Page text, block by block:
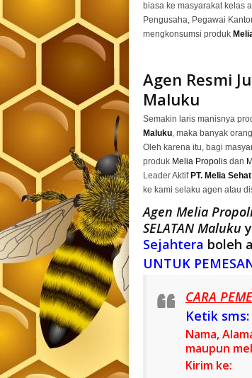
biasa ke masyarakat kelas
Pengusaha, Pegawai
mengkonsumsi produk
Agen Resmi
Maluku
Semakin laris manisnya
Maluku, maka banyak
Oleh karena itu, bagi
produk Melia Propolis dan
Leader Aktif PT. Melia
ke kami selaku agen atau
Agen Melia
SELATAN Maluku
Sejahtera boleh
UNTUK
CARA
Ketik sms:
Nama,
maupun
Kirim ke: